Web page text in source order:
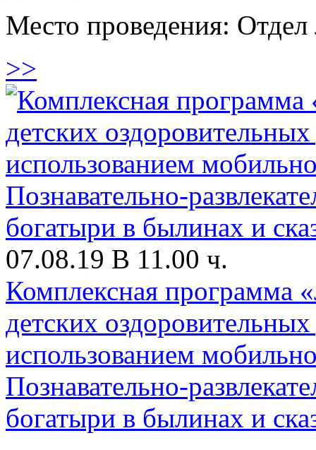
Место проведения: Отдел
>>
07.08.19 В 11.00 ч.
Комплексная программа
детских
использованием
Познавательно-
богатыри в былинах и